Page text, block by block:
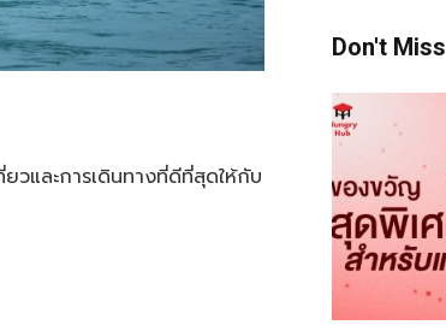
วและการเดินทางที่ดีที่สุดให้กับ
Don't Miss